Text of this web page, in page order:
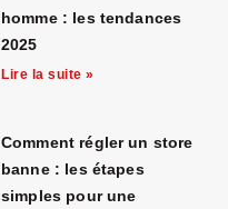
homme : les tendances
2025
Lire la suite »
Comment régler un store
banne : les étapes
simples pour une